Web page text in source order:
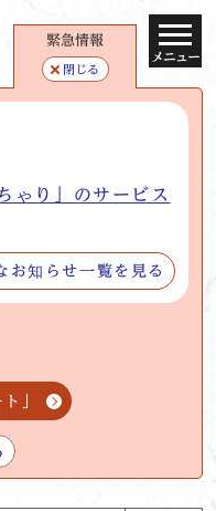
緊急情報
閉じる
ゃり」のサービス
お知らせ一覧を見る
」
メニュー